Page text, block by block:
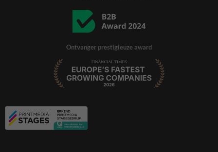
Ontvanger prestigieuze award